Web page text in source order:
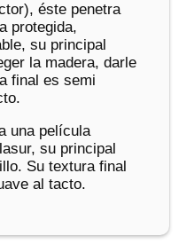
éste penetra
protegida,
su principal
la madera, darle
final es semi
una película
su principal
Su textura final
al tacto.